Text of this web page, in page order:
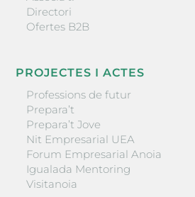
Directori
Ofertes B2B
PROJECTES I ACTES
Professions de futur
Prepara’t
Prepara’t Jove
Nit Empresarial UEA
Forum Empresarial Anoia
Igualada Mentoring
Visitanoia